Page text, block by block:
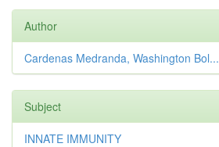
Author
Cardenas Medranda, Washington Bol...
Subject
INNATE IMMUNITY